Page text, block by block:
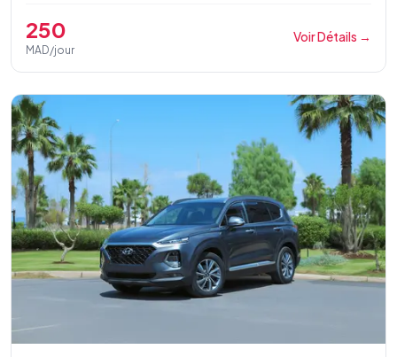
250
MAD/jour
Voir Détails →